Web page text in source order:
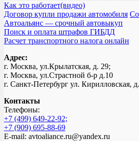
Как это работает(видео)
Договор купли продажи автомобиля
Автоальянс — срочный автовыкуп
Поиск и оплата штрафов ГИБДД
Расчет транспортного налога онлайн
Адрес:
г. Москва, ул.Крылатская, д. 29;
г. Москва, ул.Страстной б-р д.10
г. Санкт-Петербург ул. Кирилловская,
Контакты
Телефоны:
+7 (499) 649-22-92;
+7 (909) 695-88-69
E-mail: avtoaliance.ru@yandex.ru